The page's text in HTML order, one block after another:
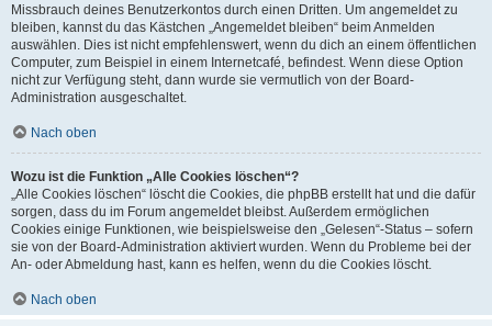
Missbrauch deines Benutzerkontos durch einen Dritten. Um angemeldet zu
bleiben, kannst du das Kästchen „Angemeldet bleiben“ beim Anmelden
auswählen. Dies ist nicht empfehlenswert, wenn du dich an einem öffentlichen
Computer, zum Beispiel in einem Internetcafé, befindest. Wenn diese Option
nicht zur Verfügung steht, dann wurde sie vermutlich von der Board-
Administration ausgeschaltet.
Nach oben
Wozu ist die Funktion „Alle Cookies löschen“?
„Alle Cookies löschen“ löscht die Cookies, die phpBB erstellt hat und die dafür
sorgen, dass du im Forum angemeldet bleibst. Außerdem ermöglichen
Cookies einige Funktionen, wie beispielsweise den „Gelesen“-Status – sofern
sie von der Board-Administration aktiviert wurden. Wenn du Probleme bei der
An- oder Abmeldung hast, kann es helfen, wenn du die Cookies löscht.
Nach oben